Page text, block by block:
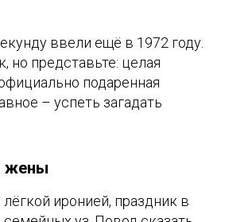
ввели ещё в 1972 году.
но представьте: целая
подаренная
– успеть загадать
жены
иронией, праздник в